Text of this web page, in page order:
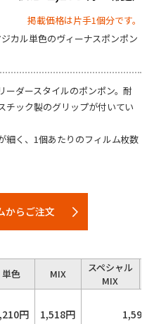
掲載価格は片手1個分です。
カル単色のヴィーナスポンポン
ーダースタイルのポンポン。耐
チック製のグリップが付いてい
細く、1個あたりのフィルム枚数
からご注文
単色 MIX
スペシャル
MIX
円 1,518円 1,595